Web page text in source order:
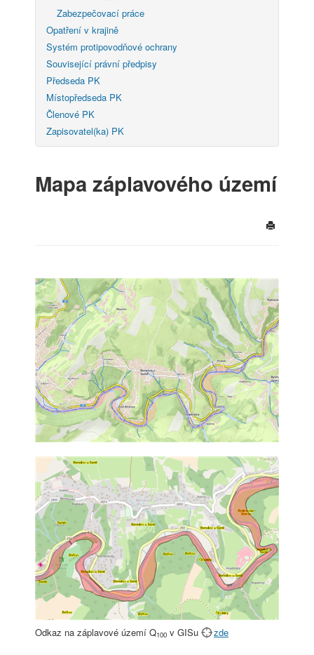
Zabezpečovací práce
Opatření v krajině
Systém protipovodňové ochrany
Související právní předpisy
Předseda PK
Místopředseda PK
Členové PK
Zapisovatel(ka) PK
Mapa záplavového území
Odkaz na záplavové území Q100 v GISu zde